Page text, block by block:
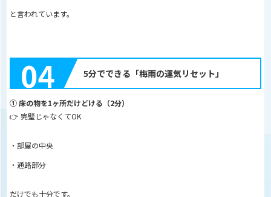
と言われています。
04 5分でできる「梅雨の運気リセット」
① 床の物を1ヶ所だけどける（2分）
👉 完璧じゃなくてOK
・部屋の中央
・通路部分
だけでも十分です。